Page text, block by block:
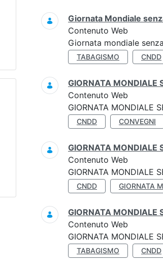
Giornata Mondiale
Contenuto Web
Giornata mondiale
TABAGISMO CNDD
GIORNATA MONDIALE
Contenuto Web
GIORNATA MONDIALE
CNDD CONVEGNI
GIORNATA MONDIALE
Contenuto Web
GIORNATA MONDIALE
CNDD GIORNATA
GIORNATA MONDIALE
Contenuto Web
GIORNATA MONDIALE
TABAGISMO CNDD